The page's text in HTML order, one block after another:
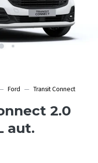
Ford Transit Connect
2.0
aut.